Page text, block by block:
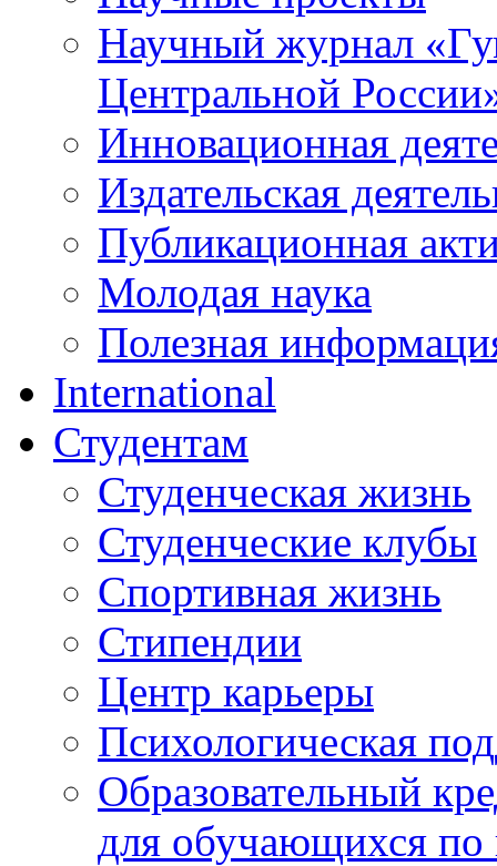
Научный журнал «
Центральной
Инновационная
Издательская
Публикационная
Молодая наука
Полезная
International
Студентам
Студенческая жизнь
Студенческие клубы
Спортивная жизнь
Стипендии
Центр карьеры
Психологическая
Образовательный
для обучающихся